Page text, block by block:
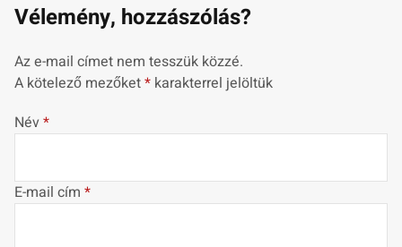
Vélemény, hozzászólás?
Az e-mail címet nem tesszük közzé.
A kötelező mezőket* karakterrel jelöltük
Név*
E-mail cím *